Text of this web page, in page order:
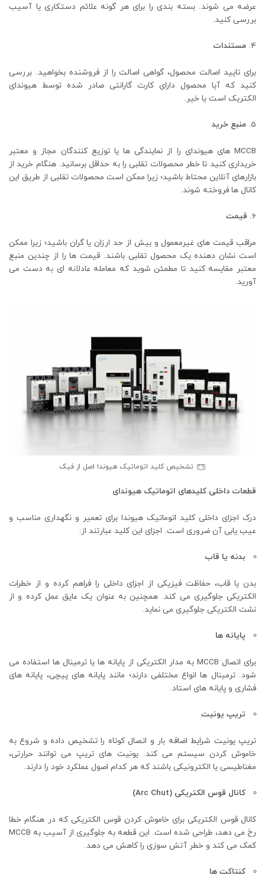
عرضه می شوند. بسته بندی را برای هر گونه علائم دستکاری یا آسیب
بررسی کنید.
مستندات
برای تایید اصالت محصول، گواهی اصالت را از فروشنده بخواهید. بررسی
کنید که آیا محصول دارای کارت گارانتی صادر شده توسط هیوندای
الکتریک است یا خیر.
منبع خرید
MCCB های هیوندای را از نمایندگی ها یا توزیع کنندگان مجاز و معتبر
خریداری کنید تا خطر محصولات تقلبی را به حداقل برسانید. هنگام خرید از
بازارهای آنلاین محتاط باشید؛ زیرا ممکن است محصولات تقلبی از طریق این
کانال ها فروخته شوند.
قیمت
مراقب قیمت های غیرمعمول و بیش از حد ارزان یا گران باشید؛ زیرا ممکن
است نشان دهنده یک محصول تقلبی باشند. قیمت ها را از چندین منبع
معتبر مقایسه کنید تا مطمئن شوید که معامله عادلانه ای به دست می
آورید.
تشخیص کلید اتوماتیک هیوندا اصل از فیک
قطعات داخلی کلیدهای اتوماتیک هیوندای
درک اجزای داخلی کلید اتوماتیک هیوندا برای تعمیر و نگهداری مناسب و
عیب یابی آن ضروری است. اجزای این کلید عبارتند از:
بدنه یا قاب
بدن یا قاب، حفاظت فیزیکی از اجزای داخلی را فراهم کرده و از خطرات
الکتریکی جلوگیری می کند. همچنین به عنوان یک عایق عمل کرده و از
نشت الکتریکی جلوگیری می نماید.
پایانه ها
برای اتصال MCCB به مدار الکتریکی از پایانه ها یا ترمینال ها استفاده می
شود. ترمینال ها انواع مختلفی دارند؛ مانند پایانه های پیچی، پایانه های
فشاری و پایانه های استاد.
تریپ یونیت
تریپ یونیت شرایط اضافه بار و اتصال کوتاه را تشخیص داده و شروع به
خاموش کردن سیستم می کند. یونیت های تریپ می توانند حرارتی،
مغناطیسی یا الکترونیکی باشند که هر کدام اصول عملکرد خود را دارند.
کانال قوس الکتریکی (Arc Chut)
کانال قوس الکتریکی برای خاموش کردن قوس الکتریکی که در هنگام خطا
رخ می دهد، طراحی شده است. این قطعه به جلوگیری از آسیب به MCCB
کمک می کند و خطر آتش سوزی را کاهش می دهد.
کنتاکت ها